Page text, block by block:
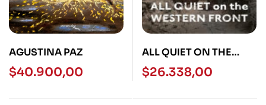
AGUSTINA PAZ
$40.900,00
ALL QUIET ON THE
WESTERN FRONT –
Vintage Classics
$26.338,00